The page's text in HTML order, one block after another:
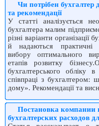
Чи потрібен бухгалтер
та рекомендації
У статті аналізується
бухгалтера малим
різні варіанти організації
й надаються практичні
вибору оптимального
етапів розвитку
бухгалтерського обліку
співпраці з бухгалтером:
дому». Рекомендації та
Постановка компании
бухгалтерских расходов